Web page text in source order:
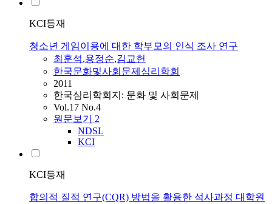
KCI등재
청소년 게임이용에 대한 학부모의 인식 조사 연구
최훈석,용정순,김교헌
한국문화및사회문제심리학회
2011
한국심리학회지: 문화 및 사회문제
Vol.17 No.4
원문보기 2
NDSL
KCI
KCI등재
합의적 질적 연구(CQR) 방법을 활용한 석사과정 대학원